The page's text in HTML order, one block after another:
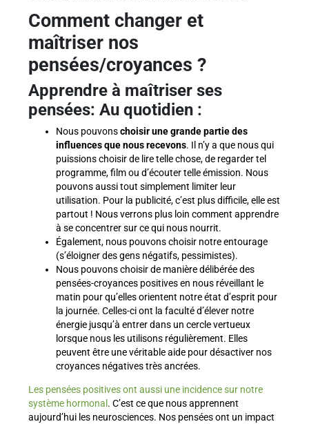
Comment changer et
maîtriser nos
pensées/croyances ?
Apprendre à maîtriser ses
pensées: Au quotidien :
Nous pouvonschoisir une grande partie des
influences que nous recevons. Il n’y a que nous qui
puissions choisir de lire telle chose, de regarder tel
programme, film ou d’écouter telle émission. Nous
pouvons aussi tout simplement limiter leur
utilisation. Pour la publicité, c’est plus difficile, elle est
partout ! Nous verrons plus loin comment apprendre
à se concentrer sur ce qui nous nourrit.
Également, nous pouvons choisir notre entourage
(s’éloigner des gens négatifs, pessimistes).
Nous pouvons choisir de manière délibérée des
pensées-croyances positives en nous réveillant le
matin pour qu’elles orientent notre état d’esprit pour
la journée. Celles-ci ont la faculté d’élever notre
énergie jusqu’à entrer dans un cercle vertueux
lorsque nous les utilisons régulièrement. Elles
peuvent être une véritable aide pour désactiver nos
croyances négatives très ancrées.
Les pensées positives ont aussi une incidence sur notre
système hormonal . C’est ce que nous apprennent
aujourd’hui les neurosciences. Nos pensées ont un impact